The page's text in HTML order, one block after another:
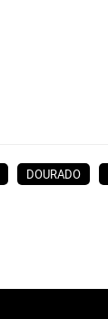
DOURADO